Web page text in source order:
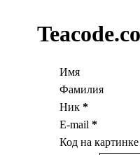
Имя
Фамилия
Ник *
E-mail *
Код на